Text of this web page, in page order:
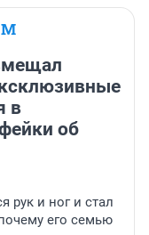
в
об
рук и ног и стал
его семью